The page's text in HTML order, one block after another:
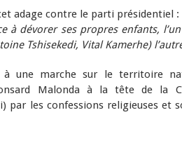
adage contre le parti présidentiel :
à dévorer ses propres enfants,
Tshisekedi, Vital Kamerhe)
à une marche sur le territoire
Malonda à la tête de la
par les confessions religieuses et